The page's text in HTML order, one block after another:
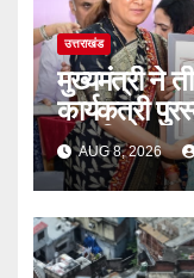
उत्तराखंड
मुख्यमंत्री ने
कार्यकत्री
सम्मानित
AUG 8, 2026